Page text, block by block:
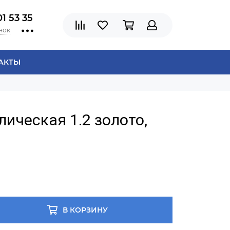
53 35
1.2 золото,
В КОРЗИНУ